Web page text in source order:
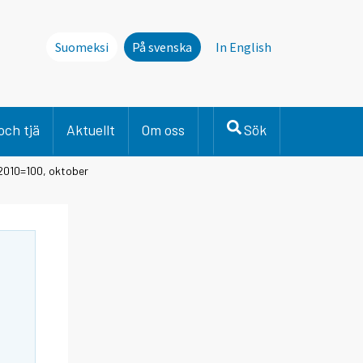
Suomeksi På svenska In English
tjä Aktuellt Om oss Sök
oktober